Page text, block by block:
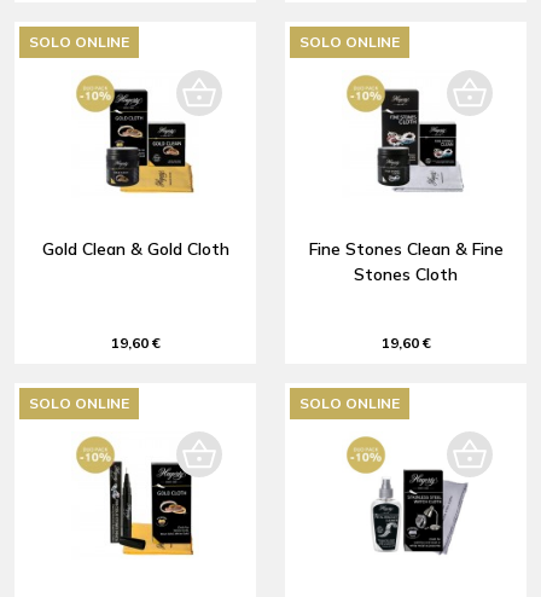
Gold Clean & Gold Cloth
19,60 €
SOLO ONLINE
Fine Stones Clean & Fine
Stones Cloth
19,60 €
SOLO ONLINE
SOLO ONLINE SOLO ONLINE